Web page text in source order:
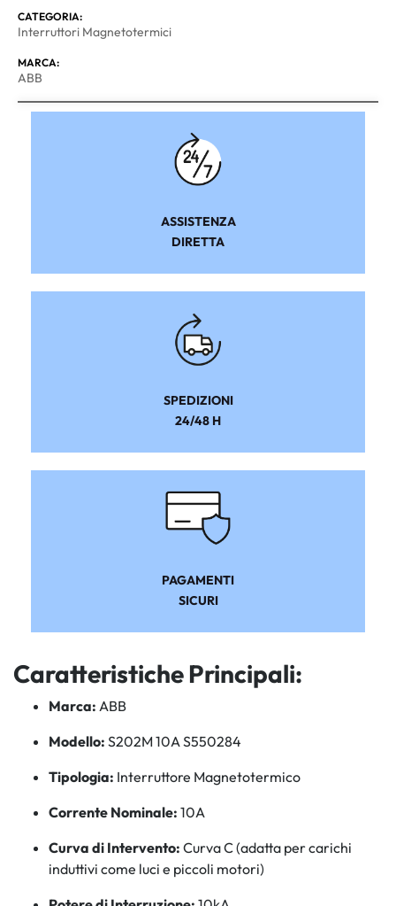
CATEGORIA:
Interruttori Magnetotermici
MARCA:
ABB
ASSISTENZA
DIRETTA
SPEDIZIONI
24/48 H
PAGAMENTI
SICURI
Caratteristiche Principali:
Marca: ABB
Modello: S202M 10A S550284
Tipologia: Interruttore Magnetotermico
Corrente Nominale: 10A
Curva di Intervento: Curva C (adatta per carichi
induttivi come luci e piccoli motori)